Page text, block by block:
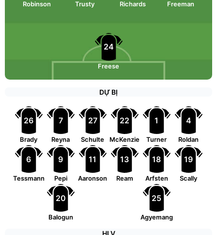
Robinson Trusty Richards Freeman
24
Freese
DỰ BỊ
26
Brady
7
Reyna
27
Schulte
22
McKenzie
1
Turner
4
Roldan
6
Tessmann
9
Pepi
11
Aaronson
13
Ream
18
Arfsten
19
Scally
20
Balogun
25
Agyemang
HLV